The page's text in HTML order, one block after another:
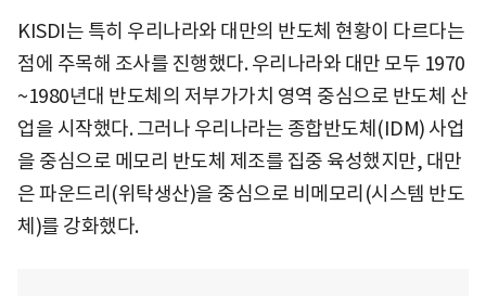
KISDI는 특히 우리나라와 대만의 반도체 현황이 다르다는
점에 주목해 조사를 진행했다. 우리나라와 대만 모두 1970
~1980년대 반도체의 저부가가치 영역 중심으로 반도체 산
업을 시작했다. 그러나 우리나라는 종합반도체(IDM) 사업
을 중심으로 메모리 반도체 제조를 집중 육성했지만, 대만
은 파운드리(위탁생산)을 중심으로 비메모리(시스템 반도
체)를 강화했다.